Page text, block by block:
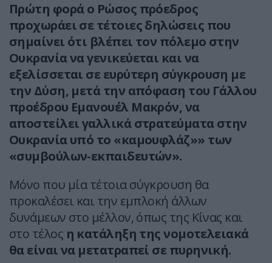
Πρώτη φορά ο Ρώσος πρόεδρος
προχωράει σε τέτοιες δηλώσεις που
σημαίνει ότι βλέπει τον πόλεμο στην
Ουκρανία να γενικεύεται και να
εξελίσσεται σε ευρύτερη σύγκρουση με
την Δύση, μετά την απόφαση του Γάλλου
προέδρου Εμανουέλ Μακρόν, να
αποστείλει γαλλικά στρατεύματα στην
Ουκρανία υπό το «καμουφλάζ»» των
«συμβούλων-εκπαιδευτών».
Μόνο που μία τέτοια σύγκρουση θα
προκαλέσει και την εμπλοκή άλλων
δυνάμεων στο μέλλον, όπως της Κίνας και
στο τέλος η κατάληξη της νομοτελειακά
θα είναι να μετατραπεί σε πυρηνική.